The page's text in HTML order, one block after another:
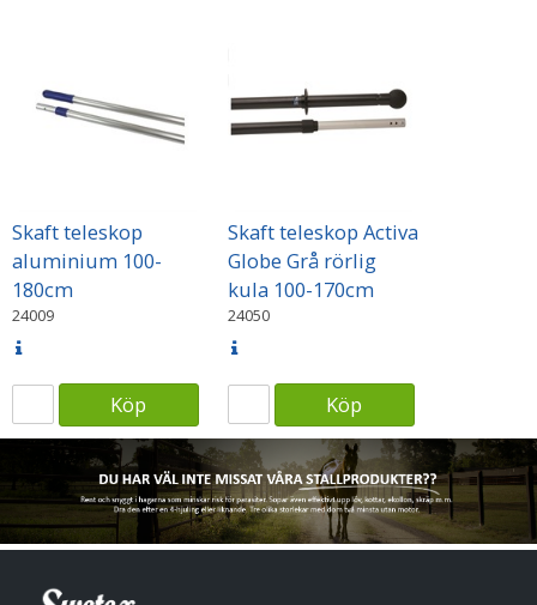
Skaft teleskop
aluminium 100-
180cm
24009
Köp
Skaft teleskop Activa
Globe Grå rörlig
kula 100-170cm
24050
Köp